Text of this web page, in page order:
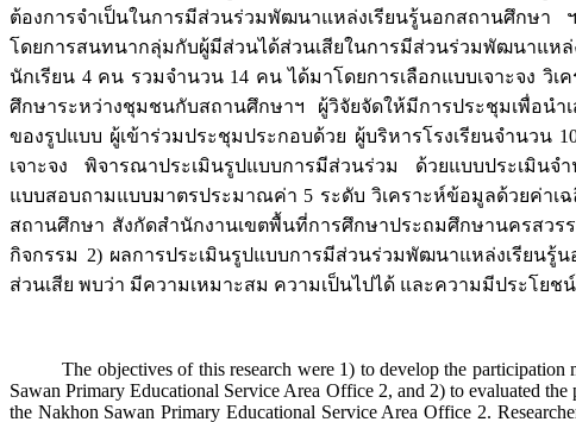
ต้องการจำเป็นในการมีส่วนร่วมพัฒนาแหล่งเรียนรู้นอกสถานศึกษ
โดยการสนทนากลุ่มกับผู้มีส่วนได้ส่วนเสียในการมีส่วนร่วมพัฒนาแห
นักเรียน 4 คน รวมจำนวน 14 คน ได้มาโดยการเลือกแบบเจาะจง
ศึกษาระหว่างชุมชนกับสถานศึกษาฯ ผู้วิจัยจัดให้มีการประชุมเพื่อน
ของรูปแบบ ผู้เข้าร่วมประชุมประกอบด้วย ผู้บริหารโรงเรียนจำนว
เจาะจง พิจารณาประเมินรูปแบบการมีส่วนร่วม ด้วยแบบประเมิ
แบบสอบถามแบบมาตรประมาณค่า 5 ระดับ วิเคราะห์ข้อมูลด้วยค่าเ
สถานศึกษา สังกัดสํานักงานเขตพื้นที่การศึกษาประถมศึกษานครสว
กิจกรรม 2) ผลการประเมินรูปแบบการมีส่วนร่วมพัฒนาแหล่งเรียน
ส่วนเสีย พบว่า มีความเหมาะสม ความเป็นไปได้ และความมีประโยช
The objectives of this research were 1) to develop the participation
Sawan Primary Educational Service Area Office 2, and 2) to evaluated
the Nakhon Sawan Primary Educational Service Area Office 2.